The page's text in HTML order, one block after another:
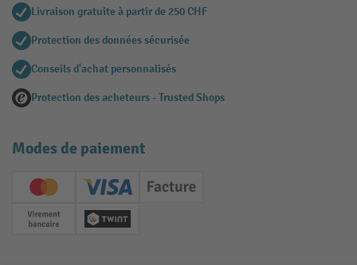
Livraison gratuite à partir de 250 CHF
Protection des données sécurisée
Conseils d'achat personnalisés
Protection des acheteurs - Trusted Shops
Modes de paiement
Creditcard (Master)Creditcard (Visa)
Facture
Paiement anticipé
Twint